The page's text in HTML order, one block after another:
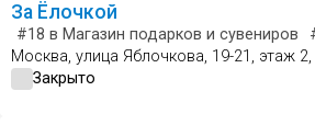
За Ёлочкой
#18 в Магазин подарков и сувениров
Москва, улица Яблочкова, 19-21, этаж
Закрыто